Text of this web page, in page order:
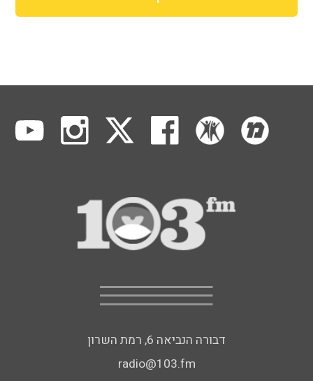
דבורה הנביאה 6, רמת השרון
radio@103.fm